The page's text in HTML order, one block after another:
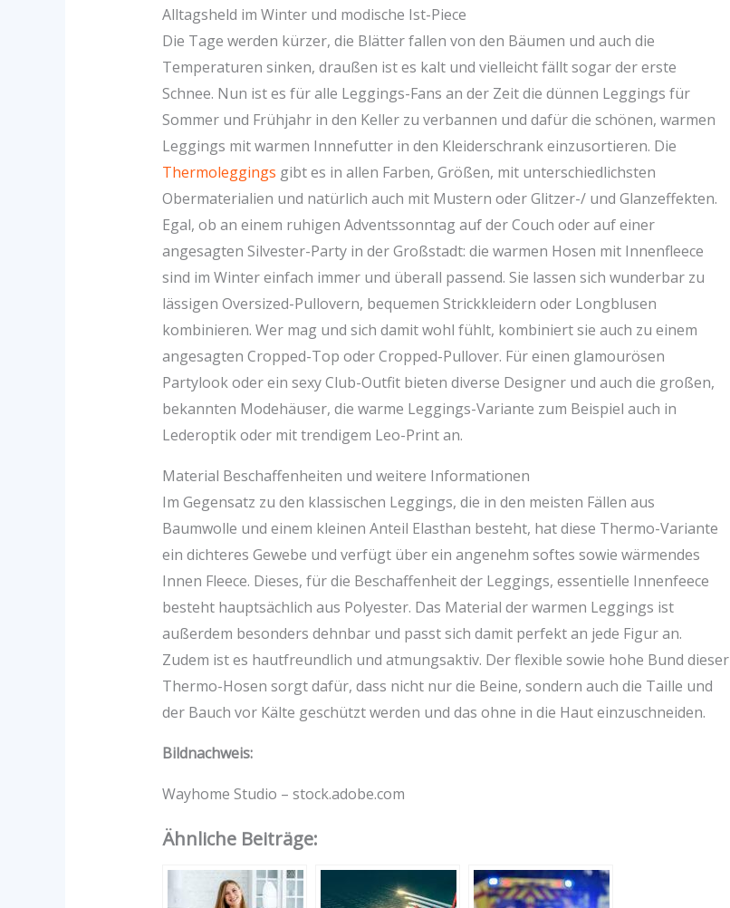
Alltagsheld im Winter und modische Ist-Piece
Die Tage werden kürzer, die Blätter fallen von den Bäumen und auch die
Temperaturen sinken, draußen ist es kalt und vielleicht fällt sogar der erste
Schnee. Nun ist es für alle Leggings-Fans an der Zeit die dünnen Leggings für
Sommer und Frühjahr in den Keller zu verbannen und dafür die schönen, warmen
Leggings mit warmen Innnefutter in den Kleiderschrank einzusortieren. Die
Thermoleggings gibt es in allen Farben, Größen, mit unterschiedlichsten
Obermaterialien und natürlich auch mit Mustern oder Glitzer-/ und Glanzeffekten.
Egal, ob an einem ruhigen Adventssonntag auf der Couch oder auf einer
angesagten Silvester-Party in der Großstadt: die warmen Hosen mit Innenfleece
sind im Winter einfach immer und überall passend. Sie lassen sich wunderbar zu
lässigen Oversized-Pullovern, bequemen Strickkleidern oder Longblusen
kombinieren. Wer mag und sich damit wohl fühlt, kombiniert sie auch zu einem
angesagten Cropped-Top oder Cropped-Pullover. Für einen glamourösen
Partylook oder ein sexy Club-Outfit bieten diverse Designer und auch die großen,
bekannten Modehäuser, die warme Leggings-Variante zum Beispiel auch in
Lederoptik oder mit trendigem Leo-Print an.
Material Beschaffenheiten und weitere Informationen
Im Gegensatz zu den klassischen Leggings, die in den meisten Fällen aus
Baumwolle und einem kleinen Anteil Elasthan besteht, hat diese Thermo-Variante
ein dichteres Gewebe und verfügt über ein angenehm softes sowie wärmendes
Innen Fleece. Dieses, für die Beschaffenheit der Leggings, essentielle Innenfeece
besteht hauptsächlich aus Polyester. Das Material der warmen Leggings ist
außerdem besonders dehnbar und passt sich damit perfekt an jede Figur an.
Zudem ist es hautfreundlich und atmungsaktiv. Der flexible sowie hohe Bund dieser
Thermo-Hosen sorgt dafür, dass nicht nur die Beine, sondern auch die Taille und
der Bauch vor Kälte geschützt werden und das ohne in die Haut einzuschneiden.
Bildnachweis:
Wayhome Studio – stock.adobe.com
Ähnliche Beiträge: